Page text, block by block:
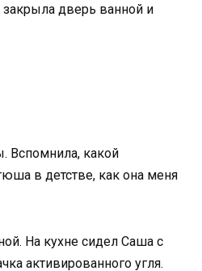
дверь ванной и
Вспомнила, какой
в детстве, как она меня
На кухне сидел Саша с
активированного угля.